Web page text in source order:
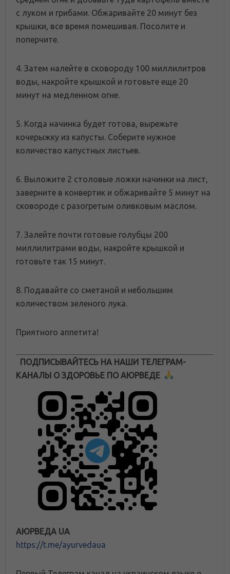
с луком и грибами. Обжаривайте 20 минут без
крышки, все время помешивая. Посолите и
поперчите.
4. Затем налейте в сковороду 100 миллилитров
воды, накройте крышкой и готовьте еще 20
минут на медленном огне.
5. Когда начинка будет готова, вырежьте
кочерыжку из капусты. Соберите нужное
количество капустных листьев.
6. Выложите 2 столовые ложки начинки на лист,
заверните в конвертик и обжаривайте 5 минут на
сковороде с разогретым оливковым маслом.
7. Залейте почти готовые голубцы 200
миллилитрами воды, накройте крышкой и
готовьте так 15 минут.
8. Подавайте со сметаной и небольшим
количеством зеленого лука.
Приятного аппетита!
ПОДПИСЫВАЙТЕСЬ НА НАШИ ТЕЛЕГРАМ-
КАНАЛЫ О ЗДОРОВЬЕ ПО АЮРВЕДЕ
АЮРВЕДА UA
https://t.me/ayurvedaua